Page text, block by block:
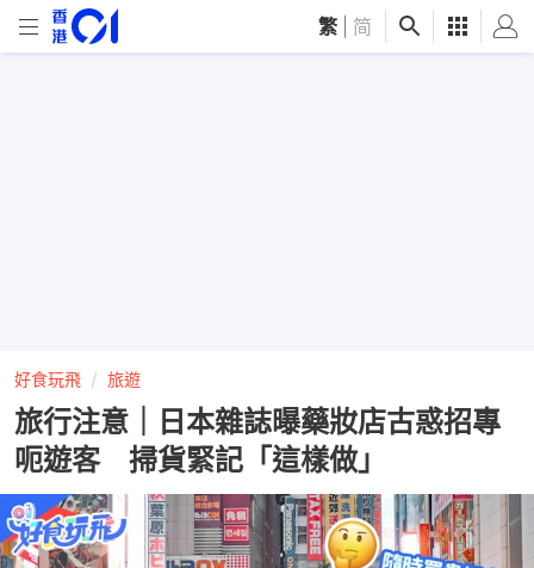
繁 简
好食玩飛 旅遊
旅行注意｜日本雜誌曝藥妝店古惑招專
呃遊客 掃貨緊記「這樣做」